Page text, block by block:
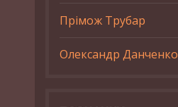
Прімож Трубар
Олександр Данченко